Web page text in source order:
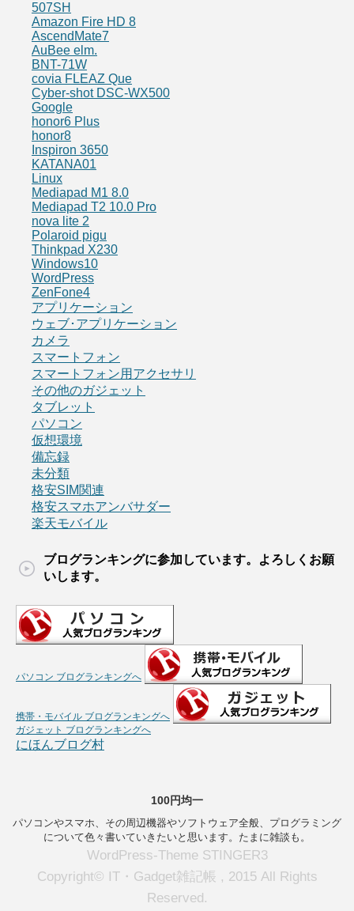
507SH
Amazon Fire HD 8
AscendMate7
AuBee elm.
BNT-71W
covia FLEAZ Que
Cyber-shot DSC-WX500
Google
honor6 Plus
honor8
Inspiron 3650
KATANA01
Linux
Mediapad M1 8.0
Mediapad T2 10.0 Pro
nova lite 2
Polaroid pigu
Thinkpad X230
Windows10
WordPress
ZenFone4
アプリケーション
ウェブ･アプリケーション
カメラ
スマートフォン
スマートフォン用アクセサリ
その他のガジェット
タブレット
パソコン
仮想環境
備忘録
未分類
格安SIM関連
格安スマホアンバサダー
楽天モバイル
ブログランキングに参加しています。よろしくお願
いします。
パソコン ブログランキングへ
携帯・モバイル ブログランキングへ
ガジェット ブログランキングへ
にほんブログ村
100円均一
パソコンやスマホ、その周辺機器やソフトウェア全般、プログラミング
について色々書いていきたいと思います。たまに雑談も。
WordPress-Theme STINGER3
Copyright© IT・Gadget雑記帳 , 2015 All Rights
Reserved.